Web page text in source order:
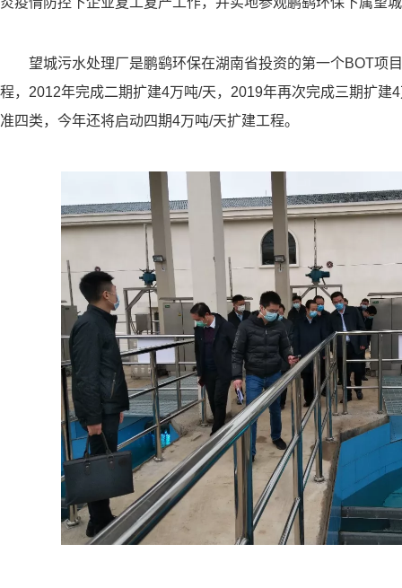
望城污水处理厂是鹏鹞环保在湖南省投资的第一个BOT项
程，2012年完成二期扩建4万吨/天，2019年再次完成三期扩建
准四类，今年还将启动四期4万吨/天扩建工程。